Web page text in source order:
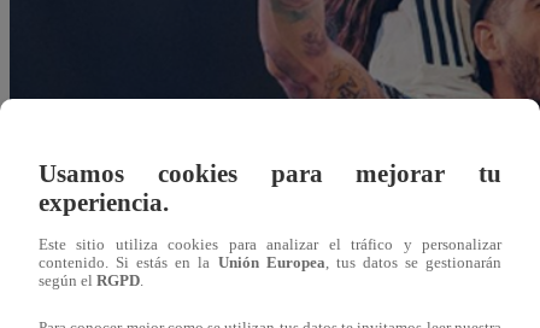
Usamos cookies para mejorar tu
experiencia.
Este sitio utiliza cookies para analizar el tráfico y personalizar
contenido. Si estás en la Unión Europea , tus datos se gestionarán
según el RGPD